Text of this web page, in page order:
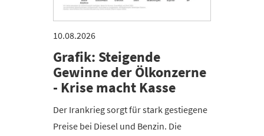
10.08.2026
Grafik: Steigende
Gewinne der Ölkonzerne
- Krise macht Kasse
Der Irankrieg sorgt für stark gestiegene
Preise bei Diesel und Benzin. Die